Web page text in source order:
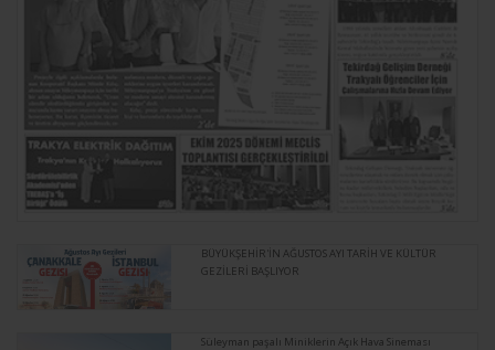
BÜYÜKŞEHİR'İN AĞUSTOS AYI TARİH VE KÜLTÜR
GEZİLERİ BAŞLIYOR
Süleyman paşalı Miniklerin Açık Hava Sineması